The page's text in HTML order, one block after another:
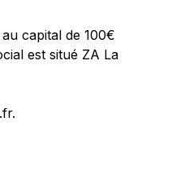
capital de 100€
est situé ZA La